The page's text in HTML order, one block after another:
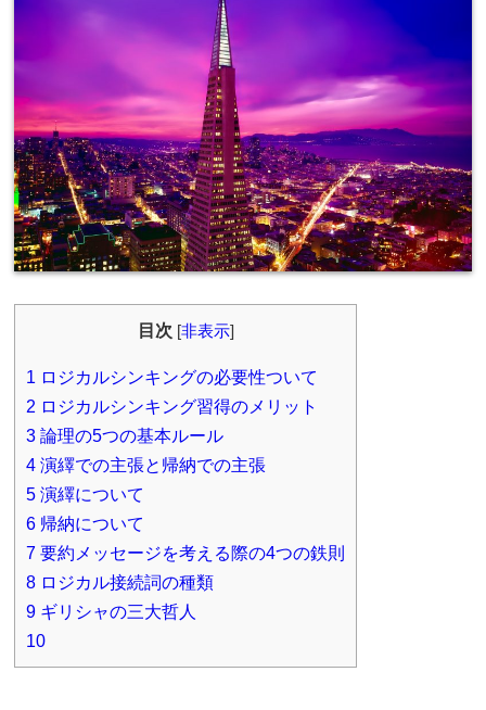
目次 [非表示]
1 ロジカルシンキングの必要性ついて
2 ロジカルシンキング習得のメリット
3 論理の5つの基本ルール
4 演繹での主張と帰納での主張
5 演繹について
6 帰納について
7 要約メッセージを考える際の4つの鉄則
8 ロジカル接続詞の種類
9 ギリシャの三大哲人
10